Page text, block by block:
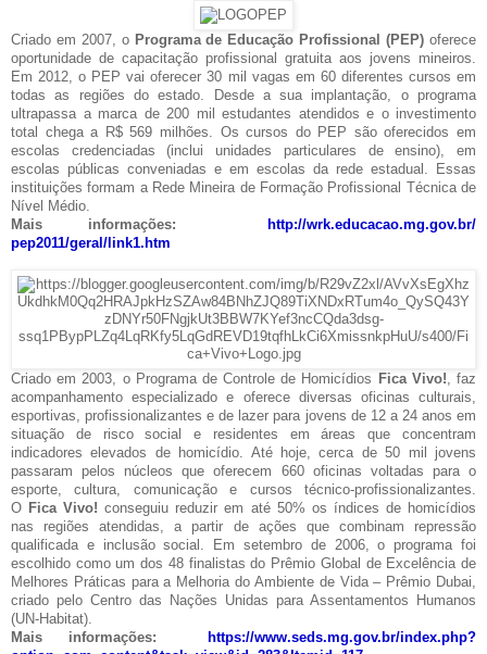
Criado em 2007, o Programa de Educação Profissional (PEP)oferece
oportunidade de capacitação profissional gratuita aos jovens mineiros.
Em 2012, o PEP vai oferecer 30 mil vagas em 60 diferentes cursos em
todas as regiões do estado. Desde a sua implantação, o programa
ultrapassa a marca de 200 mil estudantes atendidos e o investimento
total chega a R$ 569 milhões. Os cursos do PEP são oferecidos em
escolas credenciadas (inclui unidades particulares de ensino), em
escolas públicas conveniadas e em escolas da rede estadual. Essas
instituições formam a Rede Mineira de Formação Profissional Técnica de
Nível Médio.
Mais informações:
http://wrk.educacao.mg.gov.br/
pep2011/geral/link1.htm
Criado em 2003, o Programa de Controle de Homicídios Fica Vivo! , faz
acompanhamento especializado e oferece diversas oficinas culturais,
esportivas, profissionalizantes e de lazer para jovens de 12 a 24 anos em
situação de risco social e residentes em áreas que concentram
indicadores elevados de homicídio. Até hoje, cerca de 50 mil jovens
passaram pelos núcleos que oferecem 660 oficinas voltadas para o
esporte, cultura, comunicação e cursos técnico-profissionalizantes.
O Fica Vivo! conseguiu reduzir em até 50% os índices de homicídios
nas regiões atendidas, a partir de ações que combinam repressão
qualificada e inclusão social. Em setembro de 2006, o programa foi
escolhido como um dos 48 finalistas do Prêmio Global de Excelência de
Melhores Práticas para a Melhoria do Ambiente de Vida – Prêmio Dubai,
criado pelo Centro das Nações Unidas para Assentamentos Humanos
(UN-Habitat).
Mais informações:
https://www.seds.mg.gov.br/index.php?